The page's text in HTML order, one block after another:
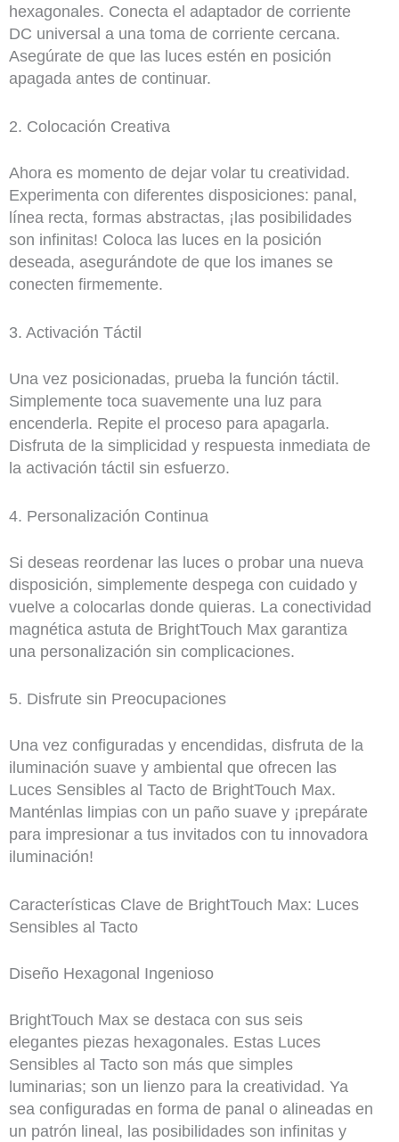
hexagonales. Conecta el adaptador de corriente
DC universal a una toma de corriente cercana.
Asegúrate de que las luces estén en posición
apagada antes de continuar.
2. Colocación Creativa
Ahora es momento de dejar volar tu creatividad.
Experimenta con diferentes disposiciones: panal,
línea recta, formas abstractas, ¡las posibilidades
son infinitas! Coloca las luces en la posición
deseada, asegurándote de que los imanes se
conecten firmemente.
3. Activación Táctil
Una vez posicionadas, prueba la función táctil.
Simplemente toca suavemente una luz para
encenderla. Repite el proceso para apagarla.
Disfruta de la simplicidad y respuesta inmediata de
la activación táctil sin esfuerzo.
4. Personalización Continua
Si deseas reordenar las luces o probar una nueva
disposición, simplemente despega con cuidado y
vuelve a colocarlas donde quieras. La conectividad
magnética astuta de BrightTouch Max garantiza
una personalización sin complicaciones.
5. Disfrute sin Preocupaciones
Una vez configuradas y encendidas, disfruta de la
iluminación suave y ambiental que ofrecen las
Luces Sensibles al Tacto de BrightTouch Max.
Manténlas limpias con un paño suave y ¡prepárate
para impresionar a tus invitados con tu innovadora
iluminación!
Características Clave de BrightTouch Max: Luces
Sensibles al Tacto
Diseño Hexagonal Ingenioso
BrightTouch Max se destaca con sus seis
elegantes piezas hexagonales. Estas Luces
Sensibles al Tacto son más que simples
luminarias; son un lienzo para la creatividad. Ya
sea configuradas en forma de panal o alineadas en
un patrón lineal, las posibilidades son infinitas y